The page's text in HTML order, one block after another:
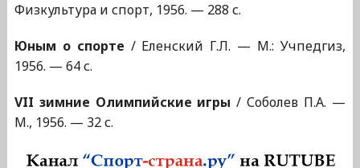
Физкультура и спорт, 1956. — 288 с.
Юным о спорте / Еленский Г.Л. — М.: Учпедгиз,
1956. — 64 с.
VII зимние Олимпийские игры / Соболев П.А. —
М., 1956. — 32 с.